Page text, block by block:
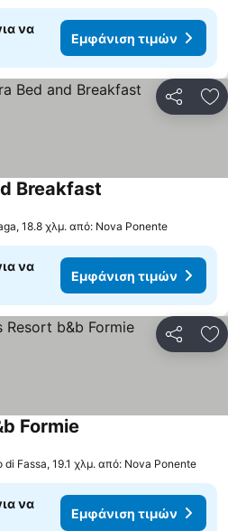
να
Εμφάνιση τιμών
Breakfast
18.8 χλμ. από: Nova Ponente
να
Εμφάνιση τιμών
Formie
di Fassa, 19.1 χλμ. από: Nova Ponente
να
Εμφάνιση τιμών